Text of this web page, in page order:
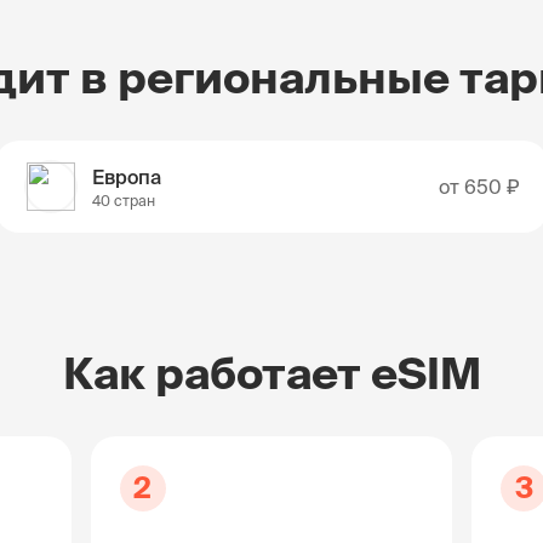
в региональные
Европа
40 стран
от 650 ₽
Как работает eSIM
2 3